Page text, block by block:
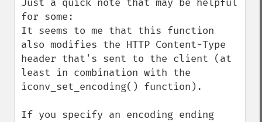
Just a quick note that may be helpful
for some:
It seems to me that this function
also modifies the HTTP Content-Type
header that's sent to the client (at
least in combination with the
iconv_set_encoding() function).
If you specify an encoding ending